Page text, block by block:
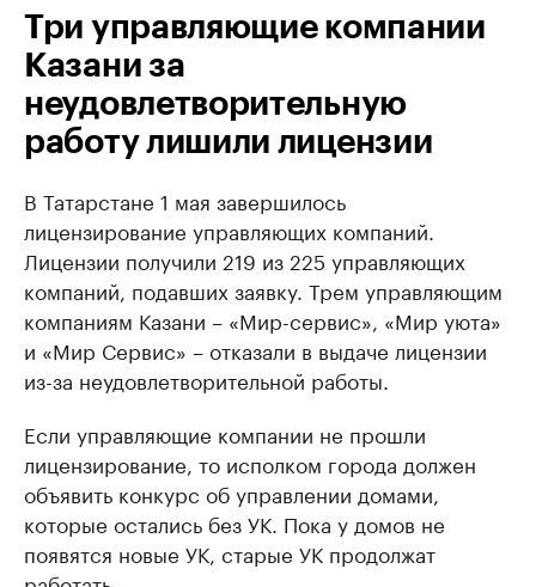
Три управляющие компании
Казани за
неудовлетворительную
работу лишили лицензии
В Татарстане 1 мая завершилось
лицензирование управляющих компаний.
Лицензии получили 219 из 225 управляющих
компаний, подавших заявку. Трем управляющим
компаниям Казани – «Мир-сервис», «Мир уюта»
и «Мир Сервис» – отказали в выдаче лицензии
из-за неудовлетворительной работы.
Если управляющие компании не прошли
лицензирование, то исполком города должен
объявить конкурс об управлении домами,
которые остались без УК. Пока у домов не
появятся новые УК, старые УК продолжат